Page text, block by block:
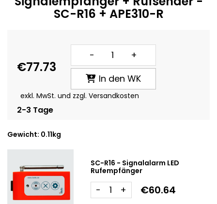
SC-R16 + APE310-R
€77.73
-
+
In den WK
exkl. MwSt. und zzgl. Versandkosten
2-3 Tage
Gewicht: 0.11kg
SC-R16 - Signalalarm LED
Rufempfänger
- + €60.64